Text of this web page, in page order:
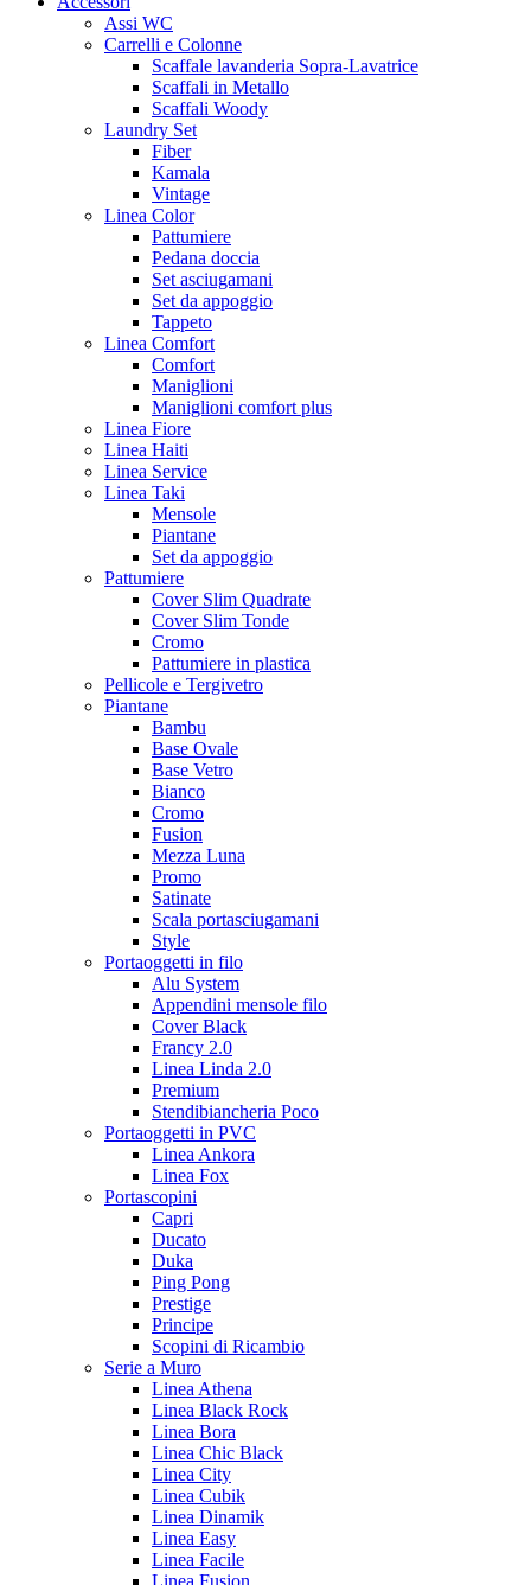
Assi WC
Carrelli e Colonne
Scaffale lavanderia Sopra-Lavatrice
Scaffali in Metallo
Scaffali Woody
Laundry Set
Fiber
Kamala
Vintage
Linea Color
Pattumiere
Pedana doccia
Set asciugamani
Set da appoggio
Tappeto
Linea Comfort
Comfort
Maniglioni
Maniglioni comfort plus
Linea Fiore
Linea Haiti
Linea Service
Linea Taki
Mensole
Piantane
Set da appoggio
Pattumiere
Cover Slim Quadrate
Cover Slim Tonde
Cromo
Pattumiere in plastica
Pellicole e Tergivetro
Piantane
Bambu
Base Ovale
Base Vetro
Bianco
Cromo
Fusion
Mezza Luna
Promo
Satinate
Scala portasciugamani
Style
Portaoggetti in filo
Alu System
Appendini mensole filo
Cover Black
Francy 2.0
Linea Linda 2.0
Premium
Stendibiancheria Poco
Portaoggetti in PVC
Linea Ankora
Linea Fox
Portascopini
Capri
Ducato
Duka
Ping Pong
Prestige
Principe
Scopini di Ricambio
Serie a Muro
Linea Athena
Linea Black Rock
Linea Bora
Linea Chic Black
Linea City
Linea Cubik
Linea Dinamik
Linea Easy
Linea Facile
Linea Fusion